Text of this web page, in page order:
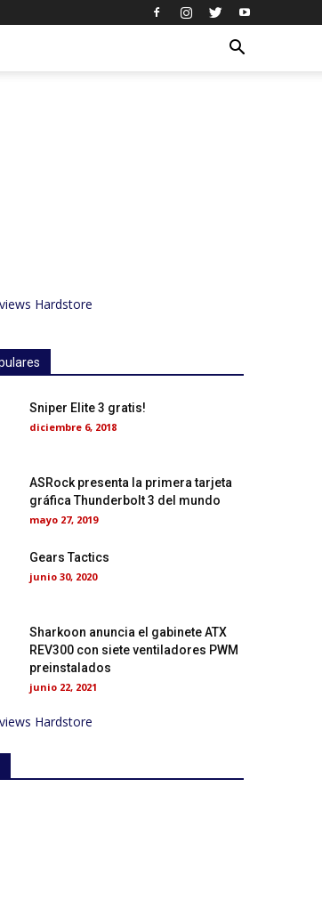
Sniper Elite 3 gratis!
diciembre 6, 2018
ASRock presenta la primera tarjeta
gráfica Thunderbolt 3 del mundo
mayo 27, 2019
Gears Tactics
junio 30, 2020
Sharkoon anuncia el gabinete ATX
REV300 con siete ventiladores PWM
preinstalados
junio 22, 2021